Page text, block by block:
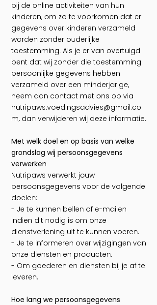
bij de online activiteiten van hun
kinderen, om zo te voorkomen dat er
gegevens over kinderen verzameld
worden zonder ouderlijke
toestemming. Als je er van overtuigd
bent dat wij zonder die toestemming
persoonlijke gegevens hebben
verzameld over een minderjarige,
neem dan contact met ons op via
nutripaws.voedingsadvies@gmail.co
m, dan verwijderen wij deze informatie.
Met welk doel en op basis van welke
grondslag wij persoonsgegevens
verwerken
Nutripaws verwerkt jouw
persoonsgegevens voor de volgende
doelen:
- Je te kunnen bellen of e-mailen
indien dit nodig is om onze
dienstverlening uit te kunnen voeren.
- Je te informeren over wijzigingen van
onze diensten en producten.
- Om goederen en diensten bij je af te
leveren.
Hoe lang we persoonsgegevens